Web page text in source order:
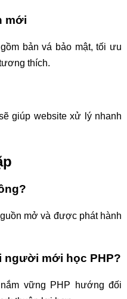
mới
bản vá bảo mật, tối ưu
thích.
giúp website xử lý nhanh
mở và được phát hành
mới học PHP?
vững PHP hướng đối